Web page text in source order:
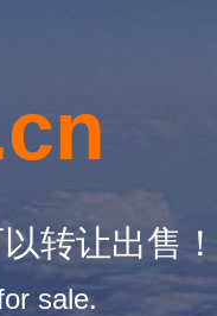
转让出售！
sale.